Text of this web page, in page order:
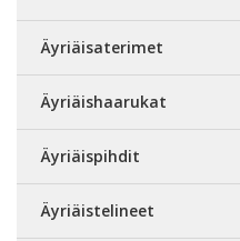
Äyriäisaterimet
Äyriäishaarukat
Äyriäispihdit
Äyriäistelineet